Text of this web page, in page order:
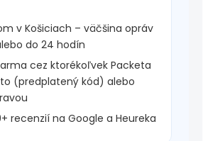
v Košiciach – väčšina opráv
do 24 hodín
cez ktorékoľvek Packeta
(predplatený kód) alebo
recenzií na Google a Heureka